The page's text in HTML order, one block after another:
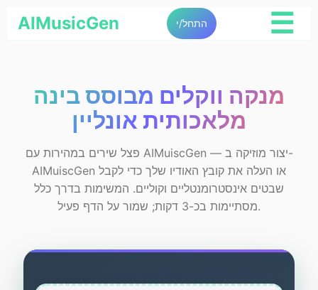
AIMusicGen התחל/י ☰
מנקה ווקלים מבוסס בינה
מלאכותית אונליין
פצל שירים במהירות עם AIMuiscGen — יצור מוזיקה ב-
AIMuiscGen או העלה את קובץ האודיו שלך כדי לקבל
שבטים אינסטרומנטליים וקוליים. המשימות בדרך כלל
מסתיימות בכ-3 דקות; שמור על הדף פעיל.